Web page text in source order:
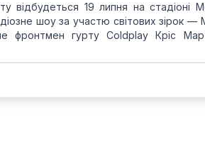
відбудеться 19 липня на стадіоні
шоу за участю світових зірок
фронтмен гурту Coldplay Кріс